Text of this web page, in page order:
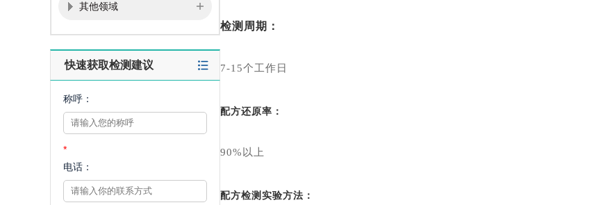
其他领域
快速获取检测建议
称呼：
*
电话：
检测周期：
7-15个工作日
配方还原率：
90%以上
配方检测实验方法：